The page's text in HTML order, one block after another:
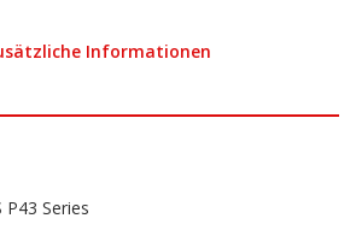
Informationen
Series